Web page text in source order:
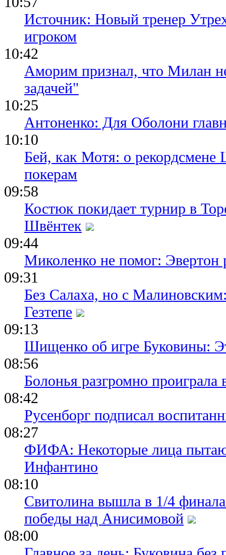
Источник: Новый тренер
игроком
10:42
Аморим признал, что Милан
задачей"
10:25
Антоненко: Для Оболони
10:10
Бей, как Мотя: о рекордсмене
покерам
09:58
Костюк покидает турнир в
Швёнтек
09:44
Миколенко не помог: Эвертон
09:31
Без Салаха, но с
Гезтепе
09:13
Шищенко об игре Буковины:
08:56
Болонья разгромно
08:42
Русенборг подписал
08:27
ФИФА: Некоторые лица
Инфантино
08:10
Свитолина вышла в 1/4
победы над Анисимовой
08:00